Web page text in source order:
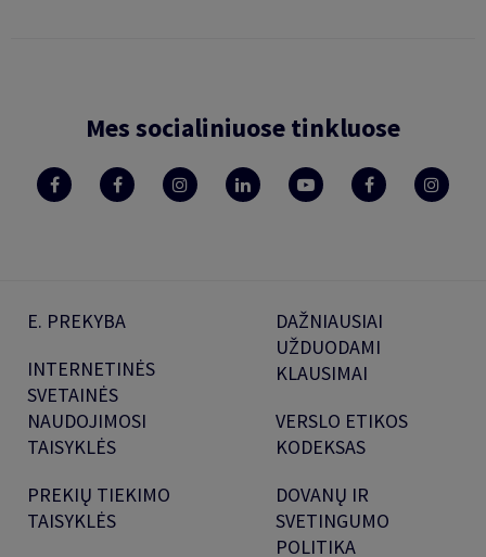
Mes socialiniuose tinkluose
E. PREKYBA
INTERNETINĖS
SVETAINĖS
NAUDOJIMOSI
TAISYKLĖS
PREKIŲ TIEKIMO
TAISYKLĖS
DAŽNIAUSIAI
UŽDUODAMI
KLAUSIMAI
VERSLO ETIKOS
KODEKSAS
DOVANŲ IR
SVETINGUMO
POLITIKA